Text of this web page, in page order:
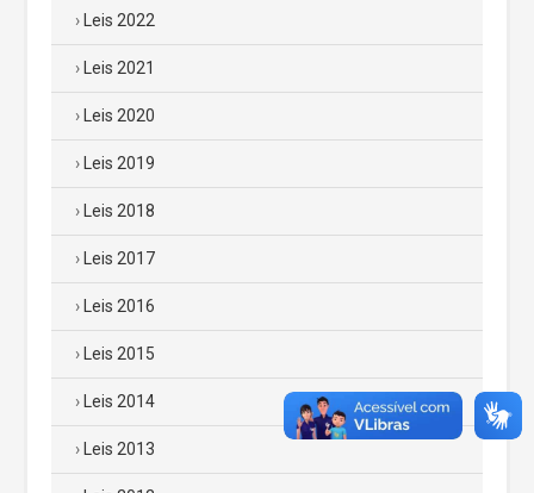
Leis 2022
Leis 2021
Leis 2020
Leis 2019
Leis 2018
Leis 2017
Leis 2016
Leis 2015
Leis 2014
Leis 2013